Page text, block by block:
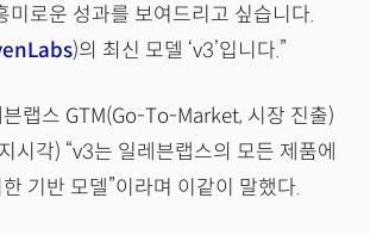
미로운 성과를 보여드리고 싶습니다.
)의 최신 모델 ‘v3’입니다.”
랩스 GTM(Go-To-Market, 시장 진출)
시각) “v3는 일레븐랩스의 모든 제품에
기반 모델”이라며 이같이 말했다.